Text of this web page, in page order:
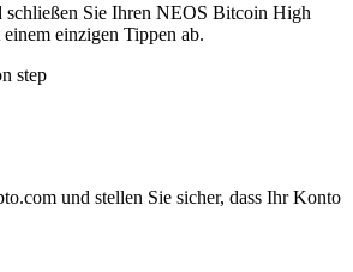
schließen Sie Ihren NEOS Bitcoin High
einzigen Tippen ab.
und stellen Sie sicher, dass Ihr Konto